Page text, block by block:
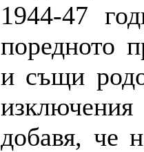
1944-47
поредното
и същи
добавя, че